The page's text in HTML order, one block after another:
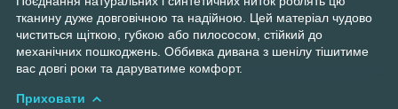
тканину дуже довговічною та надійною. Цей матеріал чудово
чиститься щіткою, губкою або пилососом, стійкий до
механічних пошкоджень. Оббивка дивана з шенілу тішитиме
вас довгі роки та даруватиме комфорт.
Приховати